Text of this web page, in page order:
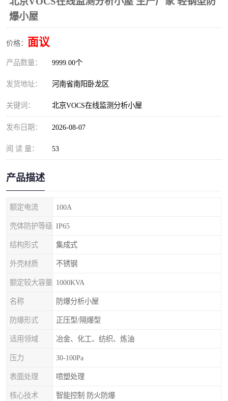
爆小屋
价格： 面议
产品数量： 9999.00个
发货地址： 河南省南阳卧龙区
关键词： 北京VOCS在线监测分析小屋
发布日期： 2026-08-07
阅 读 量： 53
产品描述
额定电流 100A
壳体防护等级 IP65
结构形式 集成式
外壳材质 不锈钢
额定较大容量 1000KVA
名称 防爆分析小屋
防爆形式 正压型/隔爆型
适用领域 冶金、化工、纺织、炼油
压力 30-100Pa
表面处理 喷塑处理
核心技术 智能控制 防火防爆